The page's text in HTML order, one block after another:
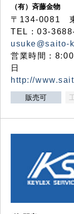
（有）斉藤金物
〒134-0081
TEL：03-
usuke@saito-
営業時間：
日
http://
販売可